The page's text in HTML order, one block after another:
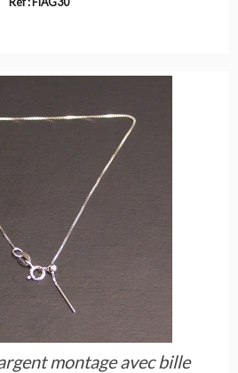
montage avec bille